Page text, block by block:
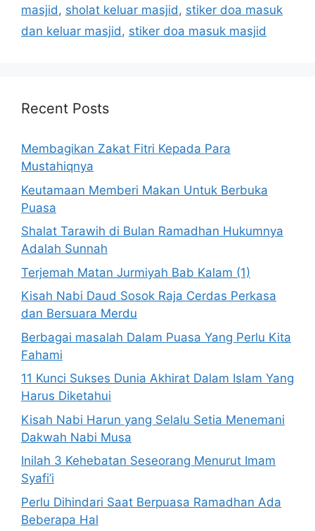
masjid, sholat keluar masjid, stiker doa masuk
dan keluar masjid, stiker doa masuk masjid
Recent Posts
Membagikan Zakat Fitri Kepada Para
Mustahiqnya
Keutamaan Memberi Makan Untuk Berbuka
Puasa
Shalat Tarawih di Bulan Ramadhan Hukumnya
Adalah Sunnah
Terjemah Matan Jurmiyah Bab Kalam (1)
Kisah Nabi Daud Sosok Raja Cerdas Perkasa
dan Bersuara Merdu
Berbagai masalah Dalam Puasa Yang Perlu Kita
Fahami
11 Kunci Sukses Dunia Akhirat Dalam Islam Yang
Harus Diketahui
Kisah Nabi Harun yang Selalu Setia Menemani
Dakwah Nabi Musa
Inilah 3 Kehebatan Seseorang Menurut Imam
Syafi’i
Perlu Dihindari Saat Berpuasa Ramadhan Ada
Beberapa Hal